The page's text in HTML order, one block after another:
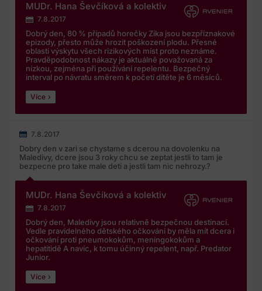
MUDr. Hana Ševčíková a kolektiv
7.8.2017
Dobrý den, 80 % případů horečky Zika jsou bezpříznakové
epizody, přesto může hrozit poškození plodu. Přesné
oblasti výskytu všech rizikových míst proto neznáme.
Pravděpodobnost nákazy je aktuálně považovaná za
nízkou, zejména při používání repelentu. Bezpečný
interval po návratu směrem k početí dítěte je 6 měsíců.
Více
7.8.2017
Dobry den v zari se chystame s dcerou na dovolenku na
Maledivy, dcere jsou 3 roky chcu se zeptat jestli to tam je
bezpecne pro take male deti a jestli tam nic nehrozy.?
MUDr. Hana Ševčíková a kolektiv
7.8.2017
Dobrý den, Maledivy jsou relativně bezpečnou destinací.
Vedle pravidelného dětského očkování by měla mít dcera i
očkování proti pneumokokům, meningokokům a
hepatitidě A navíc, k tomu účinný repelent, např. Predator
Junior.
Více